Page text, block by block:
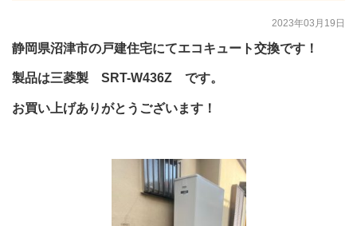
2023年03月19日
静岡県沼津市の戸建住宅にてエコキュート交換です！
製品は三菱製 SRT-W436Z です。
お買い上げありがとうございます！